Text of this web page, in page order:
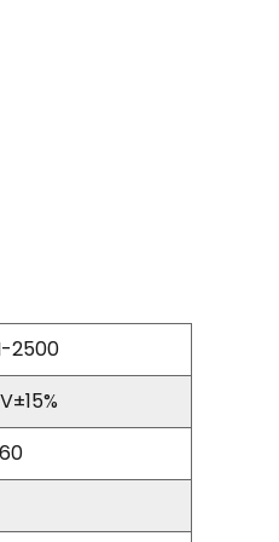
2500